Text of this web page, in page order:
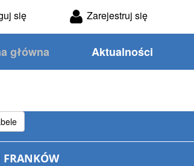
się Zarejestruj się
główna Aktualności
FRANKÓW